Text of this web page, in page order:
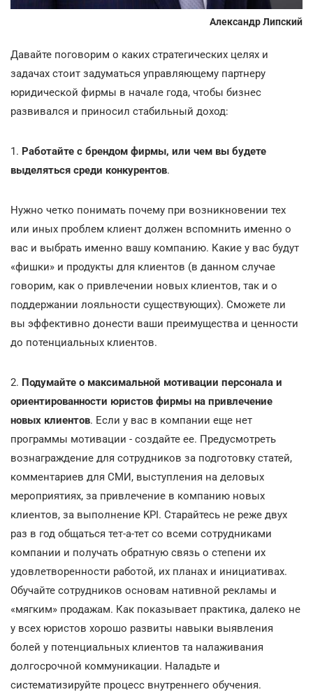
Александр Липский
Давайте поговорим о каких стратегических целях и
задачах стоит задуматься управляющему партнеру
юридической фирмы в начале года, чтобы бизнес
развивался и приносил стабильный доход:
1. Работайте с брендом фирмы, или чем вы будете
выделяться среди конкурентов.
Нужно четко понимать почему при возникновении тех
или иных проблем клиент должен вспомнить именно о
вас и выбрать именно вашу компанию. Какие у вас будут
«фишки» и продукты для клиентов (в данном случае
говорим, как о привлечении новых клиентов, так и о
поддержании лояльности существующих). Сможете ли
вы эффективно донести ваши преимущества и ценности
до потенциальных клиентов.
2. Подумайте о максимальной мотивации персонала и
ориентированности юристов фирмы на привлечение
новых клиентов. Если у вас в компании еще нет
программы мотивации - создайте ее. Предусмотреть
вознаграждение для сотрудников за подготовку статей,
комментариев для СМИ, выступления на деловых
мероприятиях, за привлечение в компанию новых
клиентов, за выполнение KPI. Старайтесь не реже двух
раз в год общаться тет-а-тет со всеми сотрудниками
компании и получать обратную связь о степени их
удовлетворенности работой, их планах и инициативах.
Обучайте сотрудников основам нативной рекламы и
«мягким» продажам. Как показывает практика, далеко не
у всех юристов хорошо развиты навыки выявления
болей у потенциальных клиентов та налаживания
долгосрочной коммуникации. Наладьте и
систематизируйте процесс внутреннего обучения.